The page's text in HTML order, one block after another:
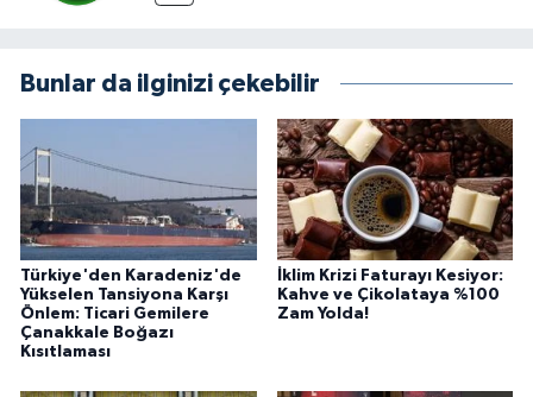
Bunlar da ilginizi çekebilir
Türkiye'den Karadeniz'de
Yükselen Tansiyona Karşı
Önlem: Ticari Gemilere
Çanakkale Boğazı
Kısıtlaması
İklim Krizi Faturayı Kesiyor:
Kahve ve Çikolataya %100
Zam Yolda!